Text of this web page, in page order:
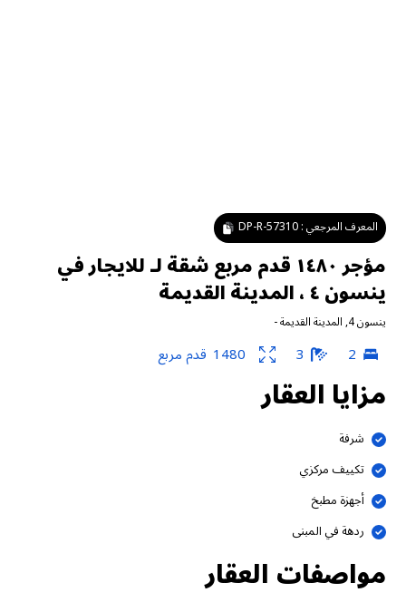
المعرف المرجعي :DP-R-57310
مؤجر ١٤٨٠ قدم مربع شقة لـ للايجار في
ينسون ٤ ، المدينة القديمة
ينسون 4 ,المدينة القديمة-
2
3
1480 قدم مربع
مزايا العقار
شرفة
تكييف مركزي
أجهزة مطبخ
ردهة في المبنى
مواصفات العقار